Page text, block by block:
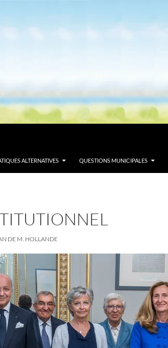
ALTERNATIVES QUESTIONS MUNICIPALES
DE M. HOLLANDE